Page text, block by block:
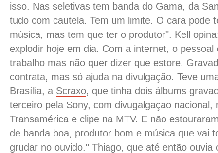
isso. Nas seletivas tem banda do Gama, da
tudo com cautela. Tem um limite. O cara pode
música, mas tem que ter o produtor". Kell
explodir hoje em dia. Com a internet, o pessoal
trabalho mas não quer dizer que estore.
contrata, mas só ajuda na divulgação. Teve
Brasília, a Scraxo, que tinha dois álbums
terceiro pela Sony, com divugalgação nacional,
Transamérica e clipe na MTV. E não
de banda boa, produtor bom e música que vai
grudar no ouvido." Thiago, que até então ouvia